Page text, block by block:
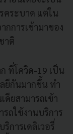
คระบาด แต่ใน
กการเข้ามาของ
าติ
ที่โควิด-19 เป็น
ยีกันมากขึ้น ทำ
ยสามารถเข้า
รถใช้งานบริการ
การเดลิเวอรี่